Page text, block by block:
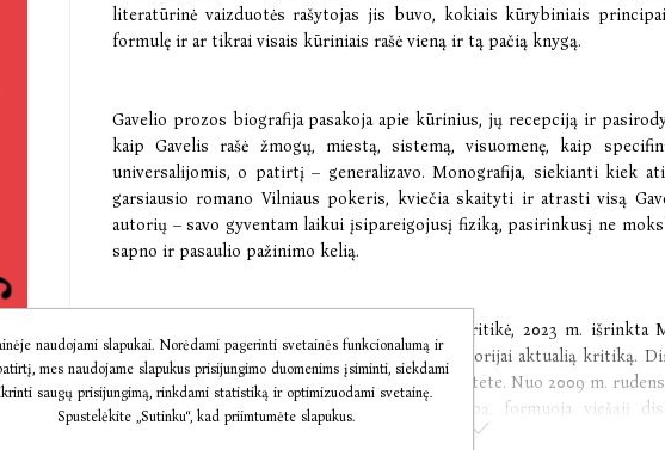
literatūrinė vaizduotės rašytojas jis buvo, kokiais kūrybiniais
formulę ir ar tikrai visais kūriniais rašė vieną ir tą pačią knygą.
Gavelio prozos biografija pasakoja apie kūrinius, jų recepciją ir
kaip Gavelis rašė žmogų, miestą, sistemą, visuomenę, kaip
universalijomis, o patirtį – generalizavo. Monografija, siekianti kiek
garsiausio romano Vilniaus pokeris, kviečia skaityti ir atrasti visą
autorių – savo gyventam laikui įsipareigojusį fiziką, pasirinkusį ne
sapno ir pasaulio pažinimo kelią.
Jūratė Čerškutė – literatūrologė, literatūros kritikė, 2023 m.
reakciją į literatūros procesus ir plačiajai auditorijai aktualią kritiką.
ir tautosakos institute, dėsto Varšuvos universitete. Nuo 2009 m.
tyrinėja ir populiarina Ričardo Gavelio kūrybą, formuoja viešąjį
Ričardo Gavelio prozos sistema –
naudojami slapukai. Norėdami pagerinti svetainės funkcionalumą ir
mes naudojame slapukus prisijungimo duomenims įsiminti, siekdami
saugų prisijungimą, rinkdami statistiką ir optimizuodami svetainę.
Spustelėkite „Sutinku“, kad priimtumėte slapukus.